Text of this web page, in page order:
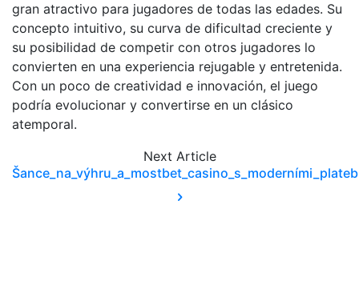
gran atractivo para jugadores de todas las edades. Su
concepto intuitivo, su curva de dificultad creciente y
su posibilidad de competir con otros jugadores lo
convierten en una experiencia rejugable y entretenida.
Con un poco de creatividad e innovación, el juego
podría evolucionar y convertirse en un clásico
atemporal.
Next Article